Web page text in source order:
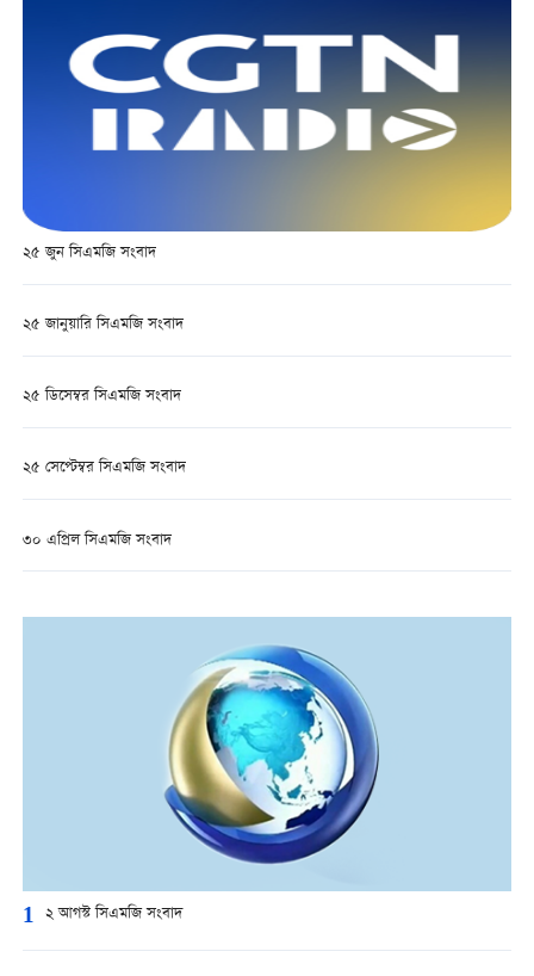
২৫ জুন সিএমজি সংবাদ
২৫ জানুয়ারি সিএমজি সংবাদ
২৫ ডিসেম্বর সিএমজি সংবাদ
২৫ সেপ্টেম্বর সিএমজি সংবাদ
৩০ এপ্রিল সিএমজি সংবাদ
1 ২ আগস্ট সিএমজি সংবাদ